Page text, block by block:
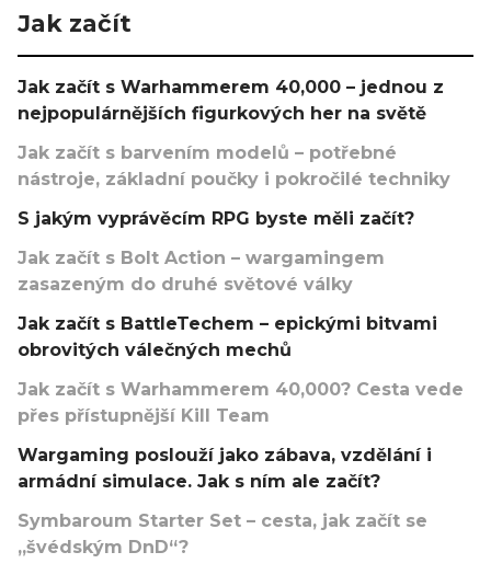
Jak začít
Jak začít s Warhammerem 40,000 – jednou z
nejpopulárnějších figurkových her na světě
Jak začít s barvením modelů – potřebné
nástroje, základní poučky i pokročilé techniky
S jakým vyprávěcím RPG byste měli začít?
Jak začít s Bolt Action – wargamingem
zasazeným do druhé světové války
Jak začít s BattleTechem – epickými bitvami
obrovitých válečných mechů
Jak začít s Warhammerem 40,000? Cesta vede
přes přístupnější Kill Team
Wargaming poslouží jako zábava, vzdělání i
armádní simulace. Jak s ním ale začít?
Symbaroum Starter Set – cesta, jak začít se
„švédským DnD“?